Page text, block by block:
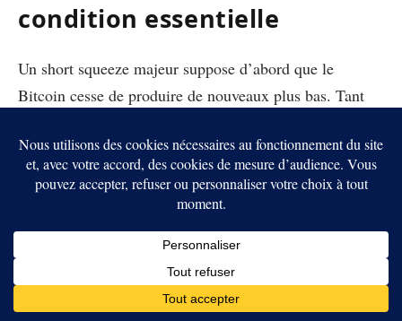
condition essentielle
Un short squeeze majeur suppose d’abord que le
Bitcoin cesse de produire de nouveaux plus bas. Tant
vendeurs peuvent conserver le contrôle et repousser
chaque tentative de reprise.
Le premier signal serait une défense durable des
supports proches de 60 000 dollars. Le BTC devrait
ensuite reprendre les résistances situées au-dessus de 66
000 dollars. Une accélération accompagnée de volumes